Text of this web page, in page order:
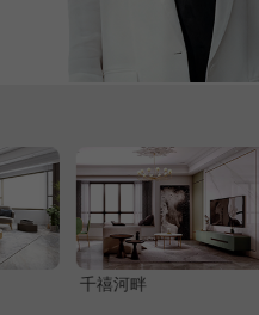
龙光天悦龙庭
代表作品
保利湖心岛